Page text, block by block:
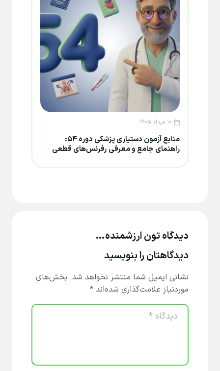
۱۰ مرداد ۱۴۰۵
منابع آزمون دستیاری پزشکی دوره ۵۴:
راهنمای جامع و معرفی رفرنس‌های قطعی
دیدگاه تون ارزشمنده…
دیدگاهتان را بنویسید
نشانی ایمیل شما منتشر نخواهد شد. بخش‌های
موردنیاز علامت‌گذاری شده‌اند *